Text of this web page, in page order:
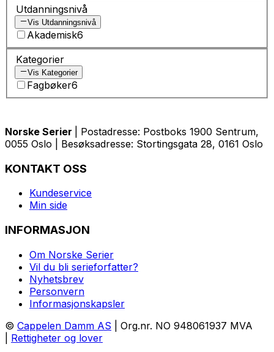
Utdanningsnivå
Vis Utdanningsnivå
Akademisk6
Kategorier
Vis Kategorier
Fagbøker6
Norske Serier
| Postadresse: Postboks 1900 Sentrum,
0055 Oslo | Besøksadresse: Stortingsgata 28, 0161 Oslo
KONTAKT OSS
Kundeservice
Min side
INFORMASJON
Om Norske Serier
Vil du bli serieforfatter?
Nyhetsbrev
Personvern
Informasjonskapsler
© Cappelen Damm AS | Org.nr. NO 948061937 MVA
Rettigheter og lover